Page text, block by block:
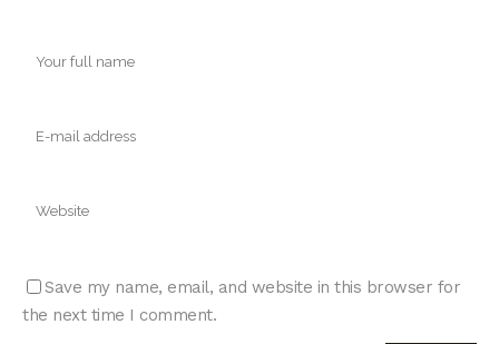
Save my name, email, and website in this browser for
the next time I comment.